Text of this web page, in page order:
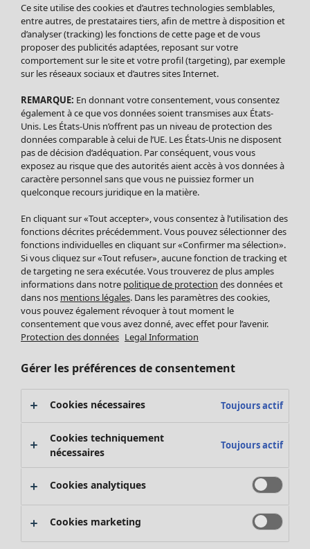
Soldes Vêtements
Tous les vêtements
Robes
Tuniques
Blouses
Tops
Gilets
Pantalon
Jupes
Leggings et collants
Accessoires
Chaussures
Vêtements de bain
Basics
Soldes Mobilier
Bonnes affaires déco
Décoration
Textiles
Tapis
Éponge
Promos SOLDES
Les promos de Gudrun Sjödén
Nouvel arrivage
Bonnes affaires en soldes - jusqu'à -70
Ce site utilise des cookies et d’autres technologies semblables,
entre autres, de prestataires tiers, afin de mettre à disposition et
d’analyser (tracking) les fonctions de cette page et de vous
proposer des publicités adaptées, reposant sur votre
comportement sur le site et votre profil (targeting), par exemple
sur les réseaux sociaux et d’autres sites Internet.
REMARQUE: En donnant votre consentement, vous consentez
également à ce que vos données soient transmises aux États-
Unis. Les États-Unis n’offrent pas un niveau de protection des
données comparable à celui de l’UE. Les États-Unis ne disposent
pas de décision d’adéquation. Par conséquent, vous vous
exposez au risque que des autorités aient accès à vos données à
caractère personnel sans que vous ne puissiez former un
quelconque recours juridique en la matière.
En cliquant sur «Tout accepter», vous consentez à l’utilisation des
fonctions décrites précédemment. Vous pouvez sélectionner des
fonctions individuelles en cliquant sur «Confirmer ma sélection».
Si vous cliquez sur «Tout refuser», aucune fonction de tracking et
de targeting ne sera exécutée. Vous trouverez de plus amples
informations dans notre politique de protection des données et
dans nos mentions légales. Dans les paramètres des cookies,
vous pouvez également révoquer à tout moment le
consentement que vous avez donné, avec effet pour l’avenir.
Protection des données Legal Information
Gérer les préférences de consentement
Cookies nécessaires Toujours actif
Cookies techniquement
nécessaires
Toujours actif
Cookies analytiques
Cookies marketing